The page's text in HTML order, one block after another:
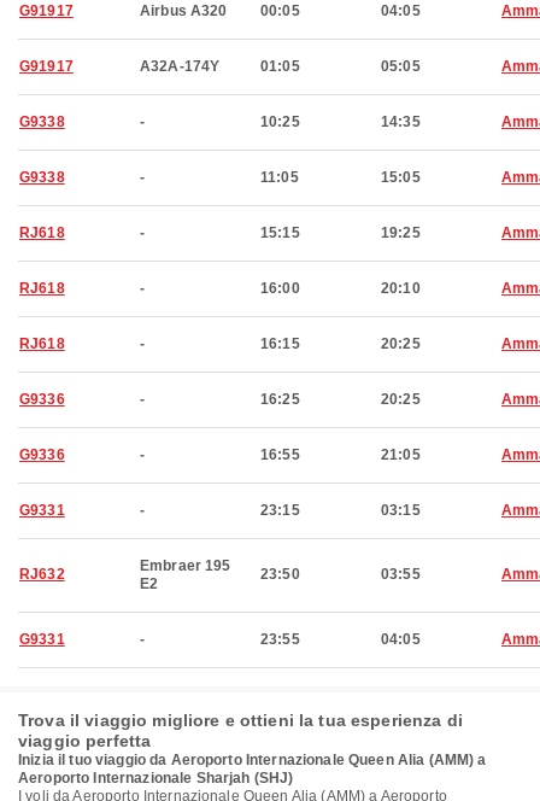
G91917 Airbus A320 00:05 04:05
G91917 A32A-174Y 01:05 05:05
G9338 - 10:25 14:35
G9338 - 11:05 15:05
RJ618 - 15:15 19:25
RJ618 - 16:00 20:10
RJ618 - 16:15 20:25
G9336 - 16:25 20:25
G9336 - 16:55 21:05
G9331 - 23:15 03:15
RJ632
Embraer 195
E2
23:50 03:55
G9331 - 23:55 04:05
Trova il viaggio migliore e ottieni la tua esperienza di
viaggio perfetta
Inizia il tuo viaggio da Aeroporto Internazionale Queen Alia (AMM) a
Aeroporto Internazionale Sharjah (SHJ)
I voli da Aeroporto Internazionale Queen Alia (AMM) a Aeroporto